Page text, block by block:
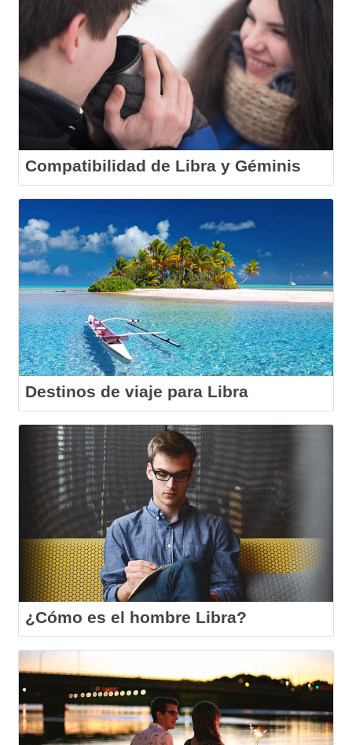
Compatibilidad de Libra y Géminis
Destinos de viaje para Libra
¿Cómo es el hombre Libra?